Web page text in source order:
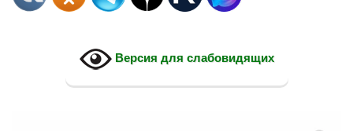
Версия для слабовидящих